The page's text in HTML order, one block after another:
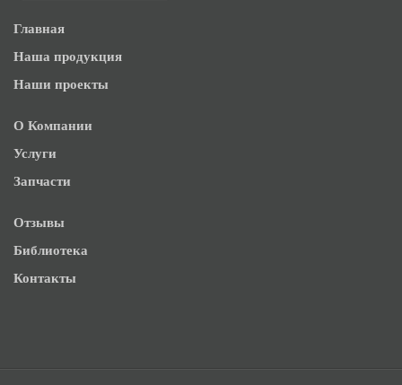
Главная
Наша продукция
Наши проекты
О Компании
Услуги
Запчасти
Отзывы
Библиотека
Контакты